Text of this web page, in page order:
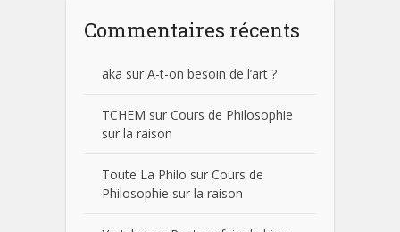
Commentaires récents
aka sur A-t-on besoin de l’art ?
TCHEM sur Cours de Philosophie
sur la raison
Toute La Philo sur Cours de
Philosophie sur la raison